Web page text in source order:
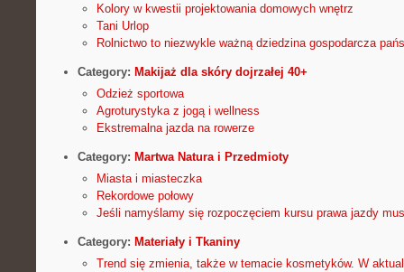
Kolory w kwestii projektowania domowych wnętrz
Tani Urlop
Rolnictwo to niezwykle ważną dziedzina gospodarcza
Category: Makijaż dla skóry dojrzałej 40+
Odzież sportowa
Agroturystyka z jogą i wellness
Ekstremalna jazda na rowerze
Category: Martwa Natura i Przedmioty
Miasta i miasteczka
Rekordowe połowy
Jeśli namyślamy się rozpoczęciem kursu prawa jazdy
Category: Materiały i Tkaniny
Trend się zmienia, także w temacie kosmetyków. W